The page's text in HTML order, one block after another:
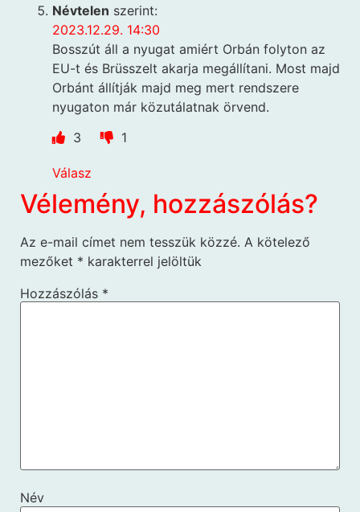
Névtelen szerint:
2023.12.29. 14:30
Bosszút áll a nyugat amiért Orbán folyton az
EU-t és Brüsszelt akarja megállítani. Most majd
Orbánt állítják majd meg mert rendszere
nyugaton már közutálatnak örvend.
3
1
Válasz
Vélemény, hozzászólás?
Az e-mail címet nem tesszük közzé. A kötelező
mezőket * karakterrel jelöltük
Hozzászólás *
Név